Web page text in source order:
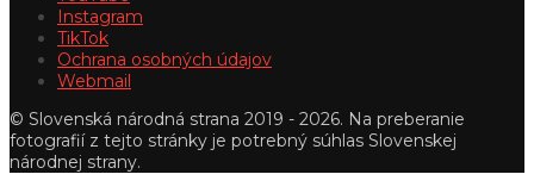
Instagram
TikTok
Ochrana osobných údajov
Webmail
© Slovenská národná strana 2019 - 2026. Na preberanie
fotografií z tejto stránky je potrebný súhlas Slovenskej
národnej strany.